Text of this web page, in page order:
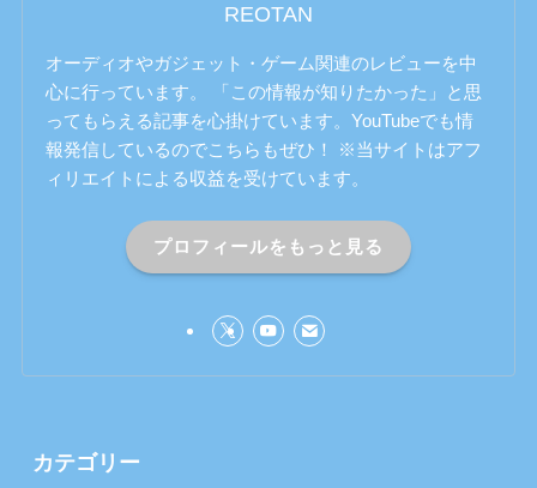
REOTAN
オーディオやガジェット・ゲーム関連のレビューを中
心に行っています。 「この情報が知りたかった」と思
ってもらえる記事を心掛けています。YouTubeでも情
報発信しているのでこちらもぜひ！ ※当サイトはアフ
ィリエイトによる収益を受けています。
プロフィールをもっと見る
カテゴリー